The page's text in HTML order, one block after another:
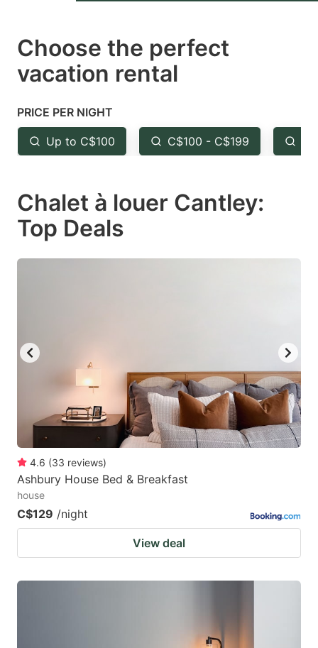
select
a
Press
the
question
key
to
dates.
select
the
question
key
dates.
Choose the perfect
vacation rental
PRICE PER NIGHT
Up to C$100 C$100 - C$199
Chalet à louer Cantley:
Top Deals
4.6 (33 reviews)
Ashbury House Bed & Breakfast
house
C$129 /night
View deal